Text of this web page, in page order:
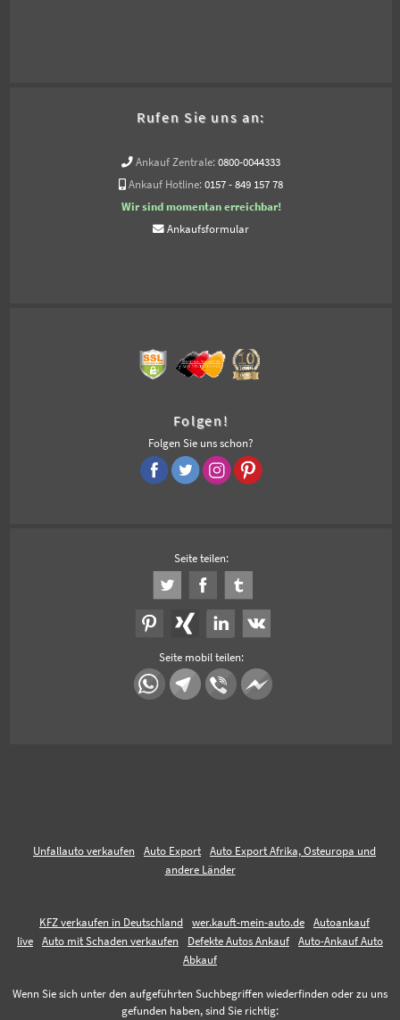
Rufen Sie uns an:
Ankauf Zentrale: 0800-0044333
Ankauf Hotline: 0157 - 849 157 78
Wir sind momentan erreichbar!
Ankaufsformular
Folgen!
Folgen Sie uns schon?
Seite teilen:
Seite mobil teilen:
Unfallauto verkaufen Auto Export
Auto Export Afrika, Osteuropa und
andere Länder
KFZ verkaufen in Deutschland wer.kauft-mein-auto.de
Autoankauf
live
Auto mit Schaden verkaufen Defekte Autos Ankauf
Auto-Ankauf Auto
Abkauf
Wenn Sie sich unter den aufgeführten Suchbegriffen wiederfinden oder zu uns
gefunden haben, sind Sie richtig: